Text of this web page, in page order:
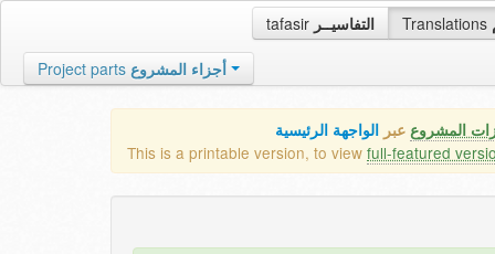
tafasir التفاسيــر Translations
Project parts أجزاء المشروع
المشروع عبر الواجهة الرئيسية
This is a printable version, to view full-featured